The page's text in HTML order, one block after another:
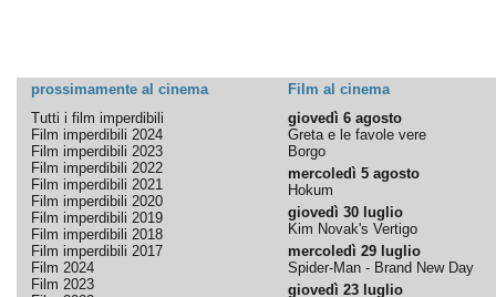
prossimamente al cinema
Film al cinema
Tutti i film imperdibili
Film imperdibili 2024
Film imperdibili 2023
Film imperdibili 2022
Film imperdibili 2021
Film imperdibili 2020
Film imperdibili 2019
Film imperdibili 2018
Film imperdibili 2017
Film 2024
Film 2023
giovedì 6 agosto
Greta e le favole vere
Borgo
mercoledì 5 agosto
Hokum
giovedì 30 luglio
Kim Novak's Vertigo
mercoledì 29 luglio
Spider-Man - Brand New Day
giovedì 23 luglio